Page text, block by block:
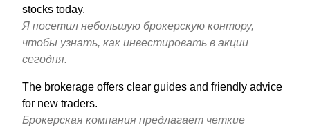
stocks today.
Я посетил небольшую брокерскую контору,
чтобы узнать, как инвестировать в акции
сегодня.
The brokerage offers clear guides and friendly advice
for new traders.
Брокерская компания предлагает четкие